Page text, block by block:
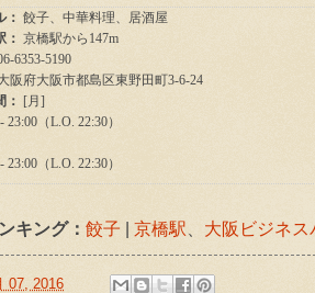
キング： 餃子 | 京橋駅 大阪ビジネス
07, 2016